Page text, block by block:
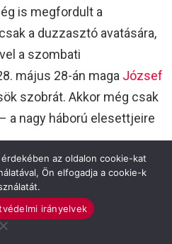
is megfordult a
a duzzasztó avatására,
a szombati
május 28-án maga József
szobrát. Akkor még csak
a nagy háború elesettjeire
rangját tekintve tábornok
számos ütközetben
Ő volt az a Habsburg, aki
az oldalon cookie-kat
Ön elfogadja a cookie-k
irányelvek